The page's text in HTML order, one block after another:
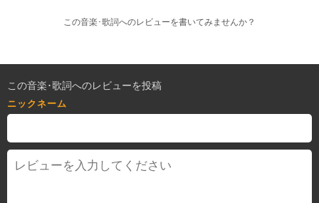
この音楽･歌詞へのレビューを書いてみませんか？
この音楽･歌詞へのレビューを投稿
ニックネーム